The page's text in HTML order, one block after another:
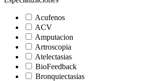
Acufenos
ACV
Amputacion
Artroscopia
Atelectasias
BioFeedback
Bronquiectasias